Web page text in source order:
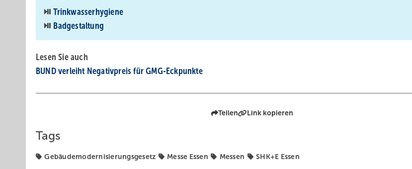
⏯️Trinkwasserhygiene
⏯️ Badgestaltung
Lesen Sie auch
BUND verleiht Ne­ga­tiv­preis für GMG-Eck­punk­te
Teilen Link kopieren
Tags
Gebäudemodernisierungsgesetz Messe Essen Messen SHK+E Essen